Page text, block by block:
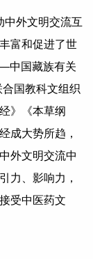
中外文明交流互
富和促进了世
中国藏族有关
国教科文组织
》《本草纲
成大势所趋，
外文明交流中
力、影响力，
受中医药文